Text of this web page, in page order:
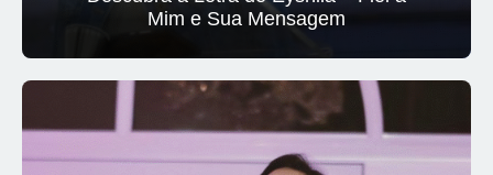
Mim e Sua Mensagem